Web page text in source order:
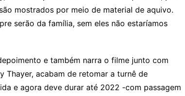
mostrados por meio de material de aquivo.
serão da família, sem eles não estaríamos
e também narra o filme junto com
Thayer, acabam de retomar a turnê de
e agora deve durar até 2022 -com passagem